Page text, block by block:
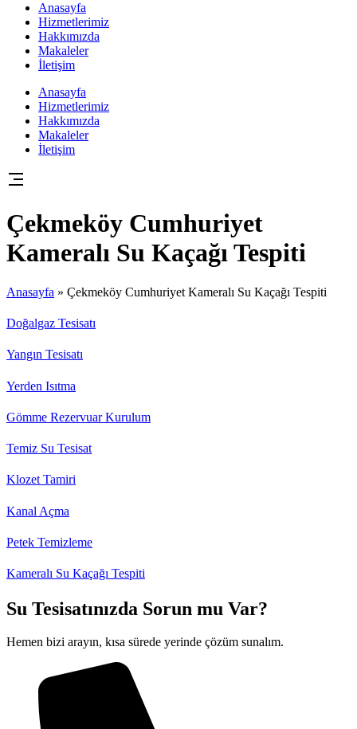
Anasayfa
Hizmetlerimiz
Hakkımızda
Makaleler
İletişim
Anasayfa
Hizmetlerimiz
Hakkımızda
Makaleler
İletişim
Çekmeköy Cumhuriyet
Kameralı Su Kaçağı Tespiti
Anasayfa » Çekmeköy Cumhuriyet Kameralı Su Kaçağı Tespiti
Doğalgaz Tesisatı
Yangın Tesisatı
Yerden Isıtma
Gömme Rezervuar Kurulum
Temiz Su Tesisat
Klozet Tamiri
Kanal Açma
Petek Temizleme
Kameralı Su Kaçağı Tespiti
Su Tesisatınızda Sorun mu Var?
Hemen bizi arayın, kısa sürede yerinde çözüm sunalım.